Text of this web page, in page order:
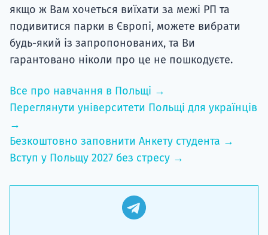
якщо ж Вам хочеться виїхати за межі РП та
подивитися парки в Європі, можете вибрати
будь-який із запропонованих, та Ви
гарантовано ніколи про це не пошкодуєте.
Все про навчання в Польщі →
Переглянути університети Польщі для українців
→
Безкоштовно заповнити Анкету студента →
Вступ у Польщу 2027 без стресу →